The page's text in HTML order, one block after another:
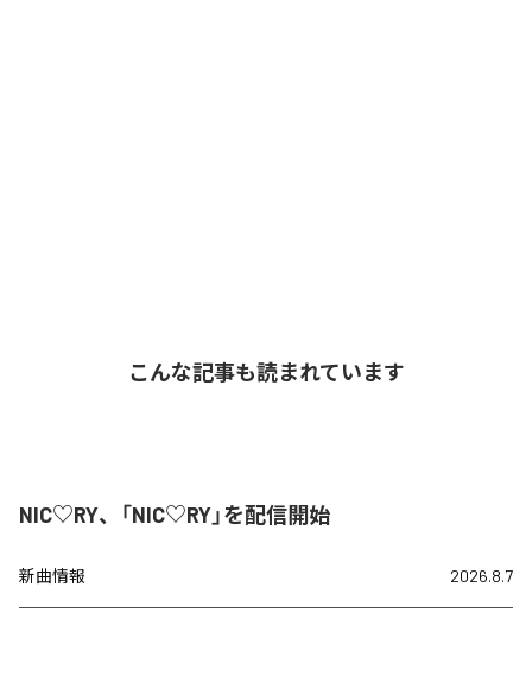
こんな記事も読まれています
NIC♡RY、「NIC♡RY」を配信開始
新曲情報 2026.8.7